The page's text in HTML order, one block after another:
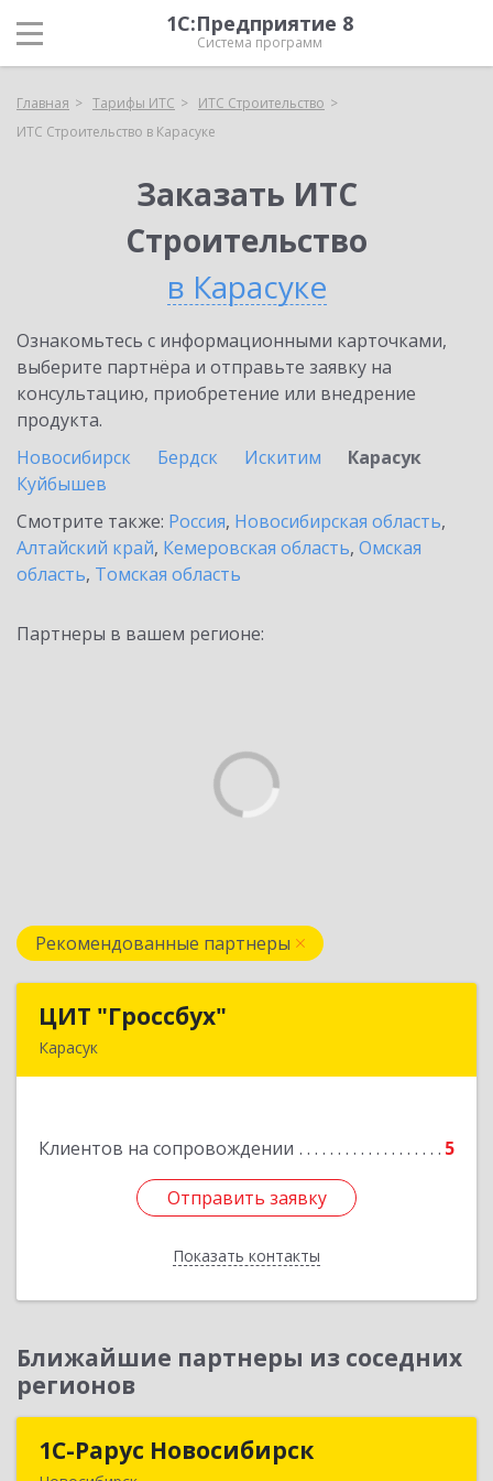
1С:Предприятие 8
Система программ
Главная Тарифы ИТС
ИТС Строительство
ИТС Строительство в Карасуке
Заказать ИТС
Строительство
в Карасуке
Ознакомьтесь с информационными карточками,
выберите партнёра и отправьте заявку на
консультацию, приобретение или внедрение
продукта.
Новосибирск
Бердск Искитим
Карасук
Куйбышев
Смотрите также: Россия, Новосибирская область,
Алтайский край, Кемеровская область, Омская
область, Томская область
Партнеры в вашем регионе:
Рекомендованные партнеры
ЦИТ "Гроссбух"
Карасук
Клиентов на сопровождении 5
Отправить заявку
Показать контакты
Подробнее
Отправить заявку
Назад
Ближайшие партнеры из соседних
регионов
1С-Рарус Новосибирск
1С-Рарус Новосибирск